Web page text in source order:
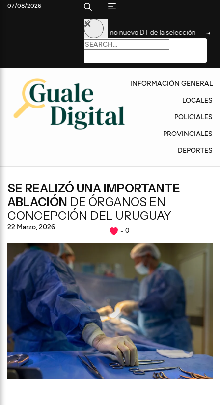
futbolista como nuevo DT de la selección Convocan
07/08/2026
INFORMACIÓN GENERAL
LOCALES
POLICIALES
PROVINCIALES
DEPORTES
SE REALIZÓ UNA IMPORTANTE
ABLACIÓN DE ÓRGANOS EN
CONCEPCIÓN DEL URUGUAY
22 Marzo, 2026 0